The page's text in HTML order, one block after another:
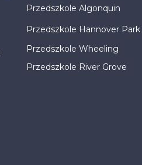
Przedszkole Algonquin
Przedszkole Hannover Park
Przedszkole Wheeling
Przedszkole River Grove